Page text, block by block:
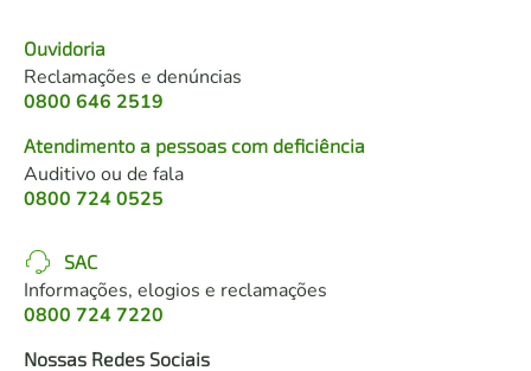
Ouvidoria
Reclamações e denúncias
0800 646 2519
Atendimento a pessoas com deficiência
Auditivo ou de fala
0800 724 0525
SAC
Informações, elogios e reclamações
0800 724 7220
Nossas Redes Sociais